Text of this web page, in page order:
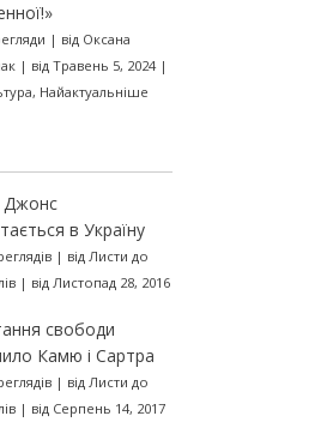
| від Оксана
| від Травень 5, 2024|
, Найактуальніше
Джонс
в Україну
| від Листи до
| від Листопад 28, 2016
свободи
Камю і Сартра
| від Листи до
| від Серпень 14, 2017